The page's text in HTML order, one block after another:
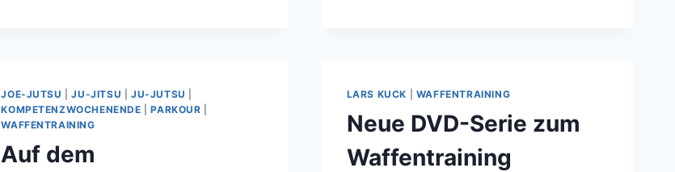
JOE-JUTSU |JU-JITSU |JU-JUTSU
KOMPETENZWOCHENENDE |PARKOUR
WAFFENTRAINING
Auf dem
LARS KUCK WAFFENTRAINING
Neue DVD-Serie zum
Waffentraining